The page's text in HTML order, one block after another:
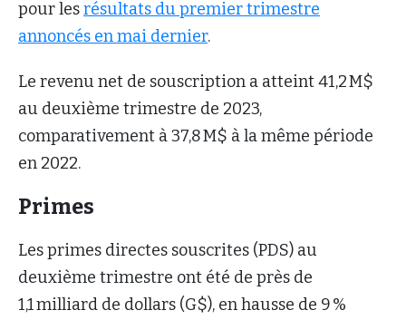
pour lesrésultats du premier trimestre
annoncés en mai dernier.
Le revenu net de souscription a atteint 41,2 M$
au deuxième trimestre de 2023,
comparativement à 37,8 M$ à la même période
en 2022.
Primes
Les primes directes souscrites (PDS) au
deuxième trimestre ont été de près de
1,1 milliard de dollars (G$), en hausse de 9 %